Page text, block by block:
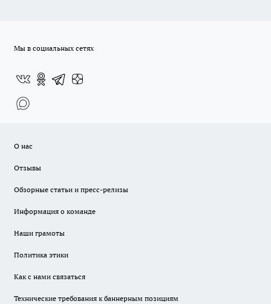
Мы в социальных сетях
О нас
Отзывы
Обзорные статьи и пресс-релизы
Информация о команде
Наши грамоты
Политика этики
Как с нами связаться
Технические требования к баннерным позициям